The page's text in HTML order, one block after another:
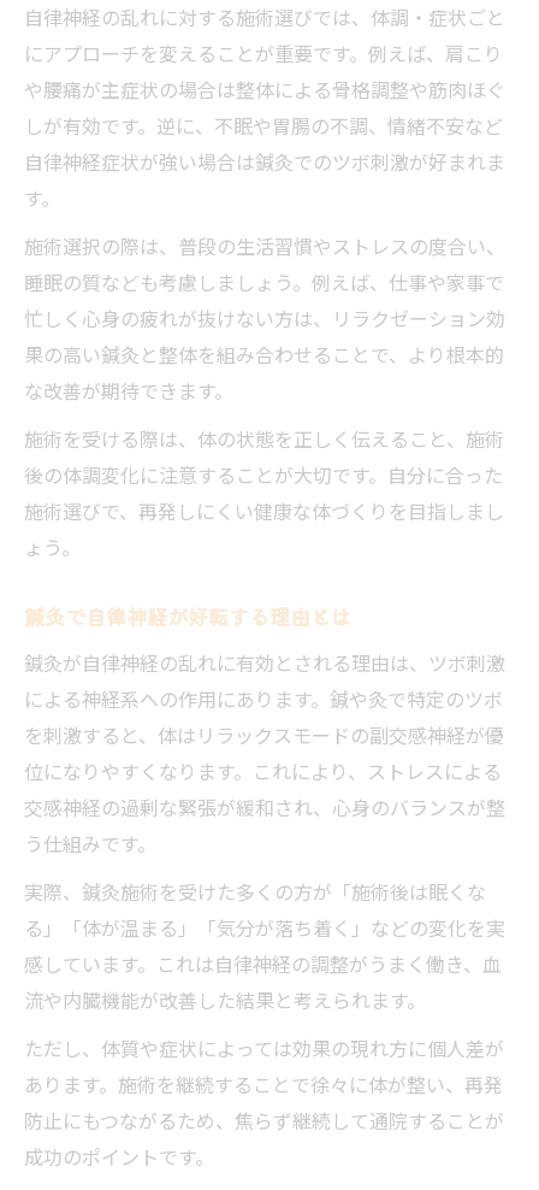
自律神経の乱れに対する施術選びでは、体調・症状ごと
にアプローチを変えることが重要です。例えば、肩こり
や腰痛が主症状の場合は整体による骨格調整や筋肉ほぐ
しが有効です。逆に、不眠や胃腸の不調、情緒不安など
自律神経症状が強い場合は鍼灸でのツボ刺激が好まれま
す。
施術選択の際は、普段の生活習慣やストレスの度合い、
睡眠の質なども考慮しましょう。例えば、仕事や家事で
忙しく心身の疲れが抜けない方は、リラクゼーション効
果の高い鍼灸と整体を組み合わせることで、より根本的
な改善が期待できます。
施術を受ける際は、体の状態を正しく伝えること、施術
後の体調変化に注意することが大切です。自分に合った
施術選びで、再発しにくい健康な体づくりを目指しまし
ょう。
鍼灸で自律神経が好転する理由とは
鍼灸が自律神経の乱れに有効とされる理由は、ツボ刺激
による神経系への作用にあります。鍼や灸で特定のツボ
を刺激すると、体はリラックスモードの副交感神経が優
位になりやすくなります。これにより、ストレスによる
交感神経の過剰な緊張が緩和され、心身のバランスが整
う仕組みです。
実際、鍼灸施術を受けた多くの方が「施術後は眠くな
る」「体が温まる」「気分が落ち着く」などの変化を実
感しています。これは自律神経の調整がうまく働き、血
流や内臓機能が改善した結果と考えられます。
ただし、体質や症状によっては効果の現れ方に個人差が
あります。施術を継続することで徐々に体が整い、再発
防止にもつながるため、焦らず継続して通院することが
成功のポイントです。